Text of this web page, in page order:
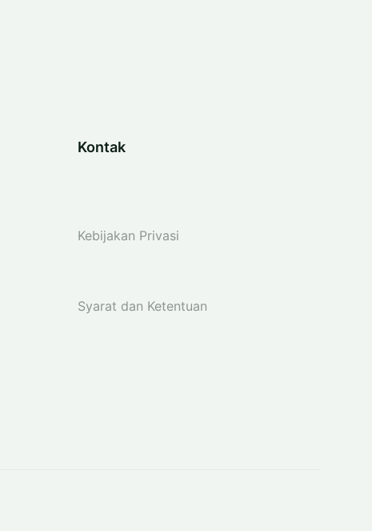
Kontak
Kebijakan Privasi
Syarat dan Ketentuan